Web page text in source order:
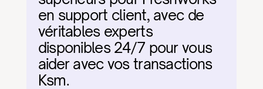
en support client, avec de
véritables experts
disponibles 24/7 pour vous
aider avec vos transactions
Ksm.